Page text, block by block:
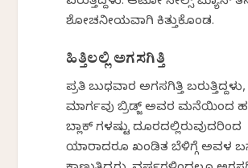
ಶೋಚನೀಯವಾಗಿ ಕಿತ್ತುಕೊಂಡ.
ಹಿತ್ತಿಲಲ್ಲಿ ಅಗಸಗಿತ್ತಿ
ಪ್ರತಿ ಬುಧವಾರ ಅಗಸಗಿತ್ತಿ
ಮಾರ್ಗವು ಬ್ರಿಡ್ಜ್ ಅವರ ಮನೆಯಿಂದ
ಬ್ಲಾಕ್ ಗಳಷ್ಟು ದೂರದಲ್ಲಿರುವುದರಿಂದ
ಯಾರಾದರೂ ಖಂಡಿತ ಬೆಳಿಗ್ಗೆ ಅವಳ